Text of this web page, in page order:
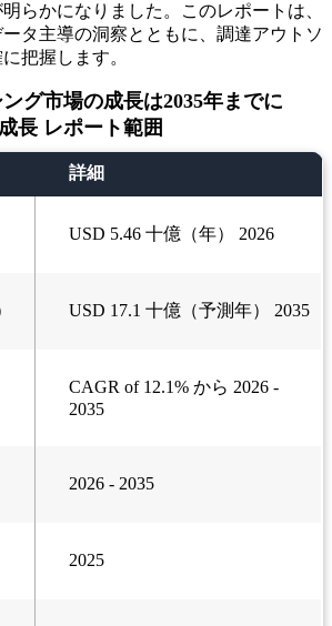
らかになりました。このレポートは、
タ主導の洞察とともに、調達アウトソ
把握します。
グ市場の成長は2035年までに
長 レポート範囲
詳細
USD 5.46 十億（年） 2026
USD 17.1 十億（予測年） 2035
CAGR of 12.1% から 2026 -
2035
2026 - 2035
2025